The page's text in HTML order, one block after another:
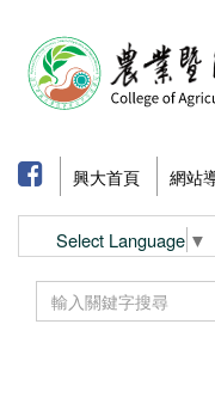
興大首頁 網站
Select Language ▼